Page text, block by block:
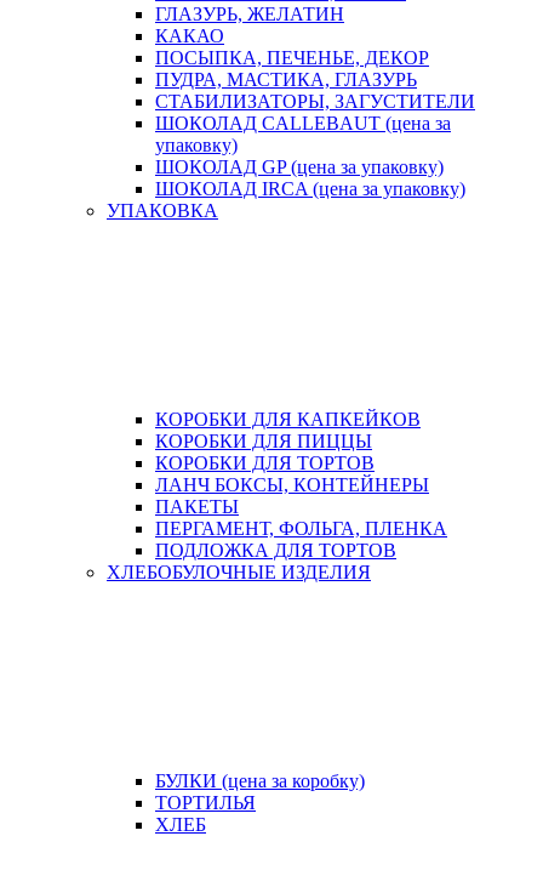
ГЛАЗУРЬ, ЖЕЛАТИН
КАКАО
ПОСЫПКА, ПЕЧЕНЬЕ, ДЕКОР
ПУДРА, МАСТИКА, ГЛАЗУРЬ
СТАБИЛИЗАТОРЫ, ЗАГУСТИТЕЛИ
ШОКОЛАД CALLEBAUT (цена за
упаковку)
ШОКОЛАД GP (цена за упаковку)
ШОКОЛАД IRCA (цена за упаковку)
УПАКОВКА
КОРОБКИ ДЛЯ КАПКЕЙКОВ
КОРОБКИ ДЛЯ ПИЦЦЫ
КОРОБКИ ДЛЯ ТОРТОВ
ЛАНЧ БОКСЫ, КОНТЕЙНЕРЫ
ПАКЕТЫ
ПЕРГАМЕНТ, ФОЛЬГА, ПЛЕНКА
ПОДЛОЖКА ДЛЯ ТОРТОВ
ХЛЕБОБУЛОЧНЫЕ ИЗДЕЛИЯ
БУЛКИ (цена за коробку)
ТОРТИЛЬЯ
ХЛЕБ